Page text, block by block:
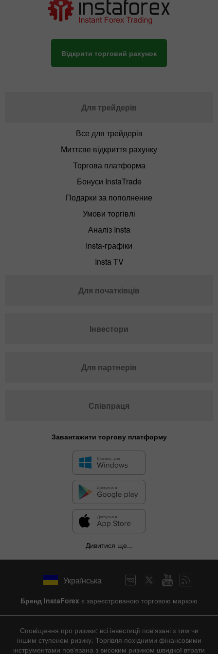
Відкрити торговий рахунок
Для трейдерів
Все для трейдерів
Миттєве відкриття рахунку
Торгова платформа
Бонуси InstaTrade
Подарки за пополнение
Умови торгівлі
Аналіз Insta
Insta-графіки
Insta TV
Для початківців
Інвестори
Для партнерів
Співпраця
Завантажити торгову платформу
Дивитися ще...
Українська
Бренд InstaForex є зареєстрованою торговою маркою
Сповіщення про ризики: всі інвестиції пов'язані з тим чи
іншим ступенем ризику. Торгівля похідними фінансовими
інструментами пов'язана з високим ризиком швидкої втрати